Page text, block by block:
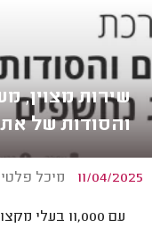
שירות מצוין,
והסודות של
11/04/2025 מיכל